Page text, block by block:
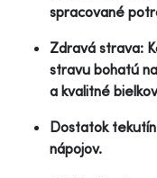
spracované
Zdravá strava:
stravu bohatú
a kvalitné
Dostatok
nápojov.